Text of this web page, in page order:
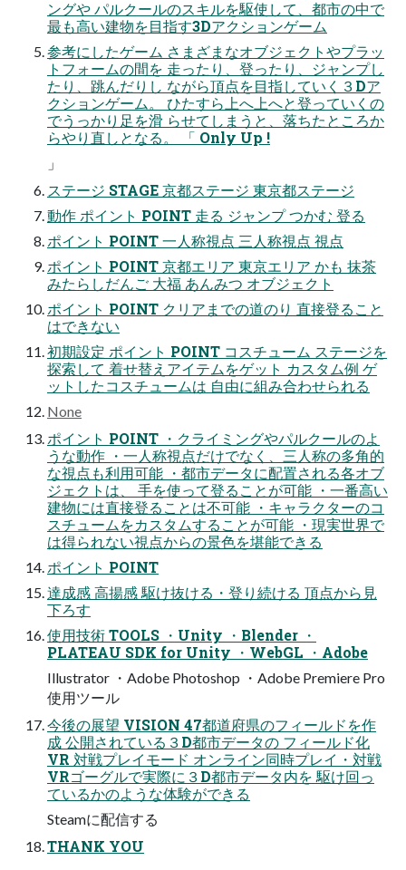
ングや パルクールのスキルを駆使して、都市の中で
最も高い建物を目指す3Dアクションゲーム
参考にしたゲーム さまざまなオブジェクトやプラッ
トフォームの間を 走ったり、登ったり、ジャンプし
たり、跳んだりし ながら頂点を目指していく３Dア
クションゲーム。 ひたすら上へ上へと登っていくの
でうっかり足を滑 らせてしまうと、落ちたところか
らやり直しとなる。 「 Only Up !
」
ステージ STAGE 京都ステージ 東京都ステージ
動作 ポイント POINT 走る ジャンプ つかむ 登る
ポイント POINT 一人称視点 三人称視点 視点
ポイント POINT 京都エリア 東京エリア かも 抹茶
みたらしだんご 大福 あんみつ オブジェクト
ポイント POINT クリアまでの道のり 直接登ること
はできない
初期設定 ポイント POINT コスチューム ステージを
探索して 着せ替えアイテムをゲット カスタム例 ゲ
ットしたコスチュームは 自由に組み合わせられる
None
ポイント POINT ・クライミングやパルクールのよ
うな動作 ・一人称視点だけでなく、三人称の多角的
な視点も利用可能 ・都市データに配置される各オブ
ジェクトは、 手を使って登ることが可能 ・一番高い
建物には直接登ることは不可能 ・キャラクターのコ
スチュームをカスタムすることが可能 ・現実世界で
は得られない視点からの景色を堪能できる
ポイント POINT
達成感 高揚感 駆け抜ける・登り続ける 頂点から見
下ろす
使用技術 TOOLS ・Unity ・Blender ・
PLATEAU SDK for Unity ・WebGL ・Adobe
Illustrator ・Adobe Photoshop ・Adobe Premiere Pro
使用ツール
今後の展望 VISION 47都道府県のフィールドを作
成 公開されている３D都市データの フィールド化
VR 対戦プレイモード オンライン同時プレイ・対戦
VRゴーグルで実際に３D都市データ内を 駆け回っ
ているかのような体験ができる
Steamに配信する
THANK YOU